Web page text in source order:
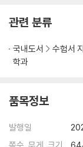
최종모의고사 정답 및
Ⅵ. 이산수학
시험장에 가져가는 핵
관련 분류
국내도서 수험서
학과
품목정보
발행일